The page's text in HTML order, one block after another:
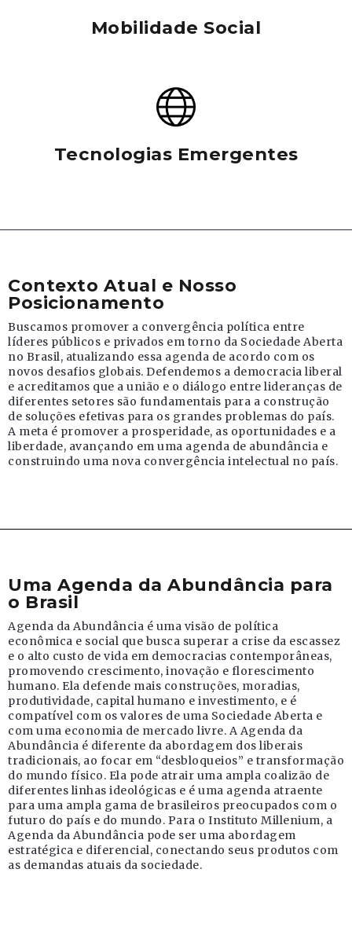
Mobilidade Social
Tecnologias Emergentes
Contexto Atual e Nosso
Posicionamento
Buscamos promover a convergência política entre
líderes públicos e privados em torno da Sociedade Aberta
no Brasil, atualizando essa agenda de acordo com os
novos desafios globais. Defendemos a democracia liberal
e acreditamos que a união e o diálogo entre lideranças de
diferentes setores são fundamentais para a construção
de soluções efetivas para os grandes problemas do país.
A meta é promover a prosperidade, as oportunidades e a
liberdade, avançando em uma agenda de abundância e
construindo uma nova convergência intelectual no país.
Uma Agenda da Abundância para
o Brasil
Agenda da Abundância é uma visão de política
econômica e social que busca superar a crise da escassez
e o alto custo de vida em democracias contemporâneas,
promovendo crescimento, inovação e florescimento
humano. Ela defende mais construções, moradias,
produtividade, capital humano e investimento, e é
compatível com os valores de uma Sociedade Aberta e
com uma economia de mercado livre. A Agenda da
Abundância é diferente da abordagem dos liberais
tradicionais, ao focar em “desbloqueios” e transformação
do mundo físico. Ela pode atrair uma ampla coalizão de
diferentes linhas ideológicas e é uma agenda atraente
para uma ampla gama de brasileiros preocupados com o
futuro do país e do mundo. Para o Instituto Millenium, a
Agenda da Abundância pode ser uma abordagem
estratégica e diferencial, conectando seus produtos com
as demandas atuais da sociedade.